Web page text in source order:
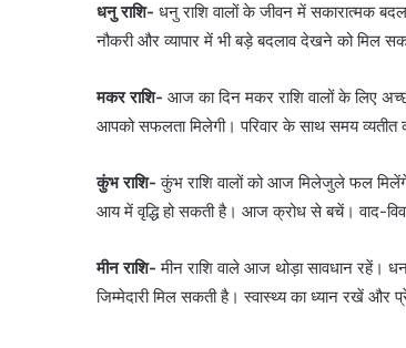
धनु राशि- धनु राशि वालों के जीवन में सकारात्मक
नौकरी और व्यापार में भी बड़े बदलाव देखने को
मकर राशि- आज का दिन मकर राशि वालों के लिए
आपको सफलता मिलेगी। परिवार के साथ समय व्यतीत
कुंभ राशि-कुंभ राशि वालों को आज मिलेजुले फल
आय में वृद्धि हो सकती है। आज क्रोध से बचें। वाद-
मीन राशि- मीन राशि वाले आज थोड़ा सावधान रहें।
जिम्मेदारी मिल सकती है। स्वास्थ्य का ध्यान रखें